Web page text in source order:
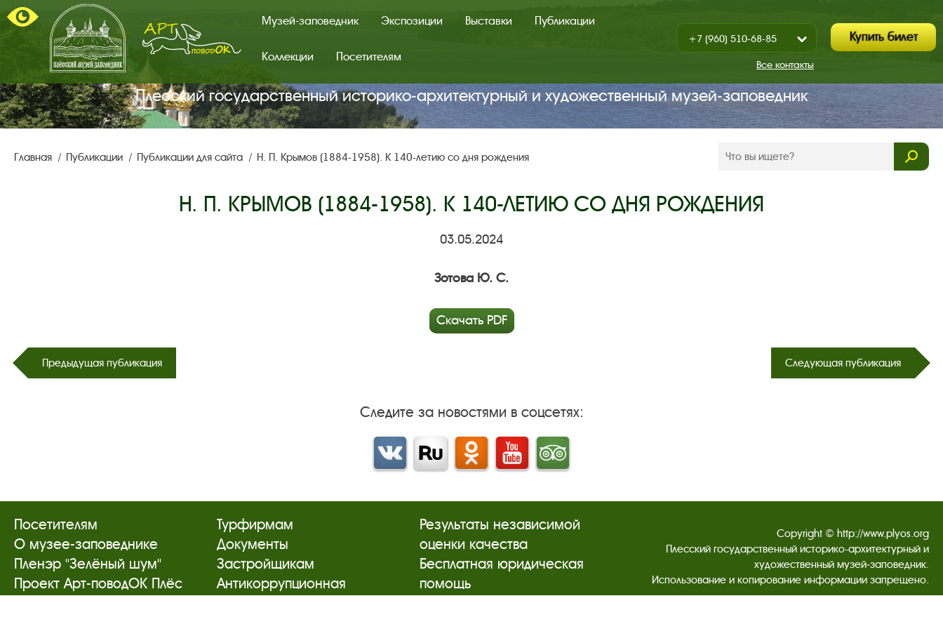
Главная
страница.
поводок.
Музей-заповедник Экспозиции Выставки Публикации
Коллекции Посетителям
Показать
/
Закрыть
+7 (960) 510-68-85
+7 (930) 347-67-70Все контакты
Купить билет
Плесский государственный историко‑архитектурный и художественный музей‑заповедник
Главная Публикации Публикации для сайта Н. П. Крымов (1884-1958). К 140-летию со дня рождения
Н. П. КРЫМОВ (1884-1958). К 140-ЛЕТИЮ СО ДНЯ РОЖДЕНИЯ
03.05.2024
Зотова Ю. С.
Скачать PDF
Предыдущая публикация Следующая публикация
Следите за новостями в соцсетях:
Вконтактеrutube Одноклассники
YouTubeТрипадвизор
Посетителям
О музее-заповеднике
Пленэр "Зелёный шум"
Проект Арт-поводОК Плёс
Турфирмам
Документы
Застройщикам
Антикоррупционная
Результаты независимой
оценки качества
Бесплатная юридическая
помощь
Copyright © http://www.plyos.org
Плесский государственный историко-архитектурный и
художественный музей‑заповедник.
Использование и копирование информации запрещено.